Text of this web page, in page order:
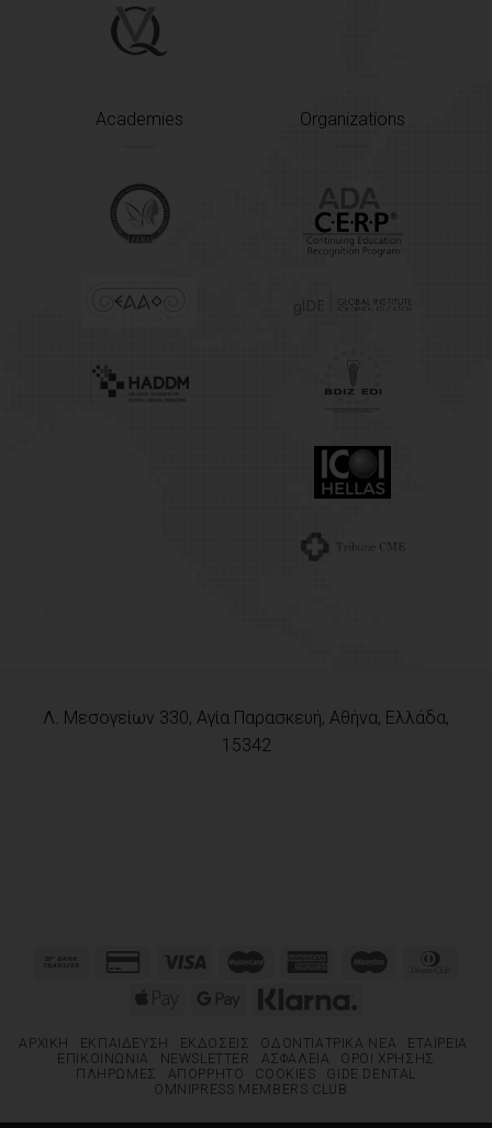
Academies Organizations
Λ. Μεσογείων 330, Αγία Παρασκευή, Αθήνα, Ελλάδα,
15342
ΑΡΧΙΚΉ ΕΚΠΑΊΔΕΥΣΗ ΕΚΔΌΣΕΙΣ ΟΔΟΝΤΙΑΤΡΙΚΆ ΝΈΑ
ΕΤΑΙΡΕΊΑ
ΕΠΙΚΟΙΝΩΝΊΑ
NEWSLETTER ΑΣΦΆΛΕΙΑ
ΌΡΟΙ ΧΡΉΣΗΣ
ΠΛΗΡΩΜΈΣ
ΑΠΌΡΡΗΤΟ COOKIES
GIDE DENTAL
OMNIPRESS MEMBERS CLUB